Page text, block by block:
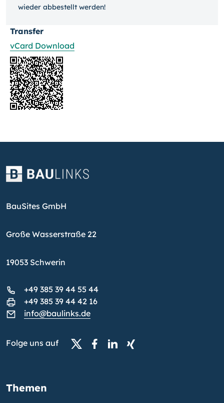
wieder ab­bestellt werden!
Transfer
vCard Download
BauSites GmbH
Große Wasserstraße 22
19053 Schwerin
+49 385 39 44 55 44
+49 385 39 44 42 16
info@baulinks.de
Folge uns auf
Themen